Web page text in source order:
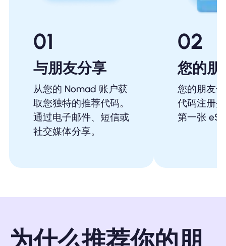
01
与朋友分享
从您的 Nomad 账户获
取您独特的推荐代码。
通过电子邮件、短信或
社交媒体分享。
02
您的朋
您的朋友
代码注册
第一张
为什么推荐你的朋